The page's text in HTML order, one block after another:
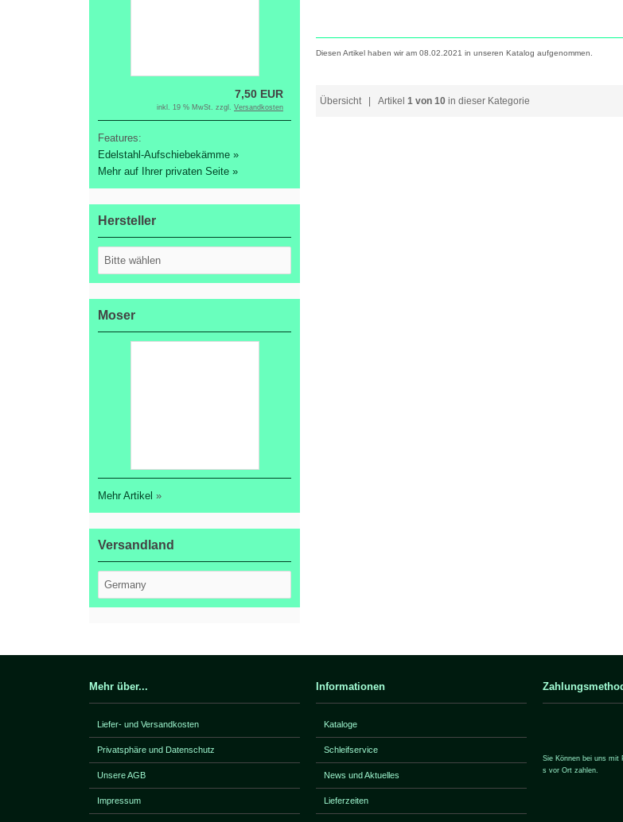
Diesen Artikel haben wir am 08.02.2021 in unseren Katalog aufgenommen.
Übersicht| Artikel 1 von 10 in dieser Kategorie
7,50 EUR
inkl. 19 % MwSt. zzgl. Versandkosten
Features:
Edelstahl-Aufschiebekämme »
Mehr auf Ihrer privaten Seite »
Hersteller
Moser
Mehr Artikel »
Versandland
Mehr über...
Liefer- und Versandkosten
Privatsphäre und Datenschutz
Unsere AGB
Impressum
Informationen
Kataloge
Schleifservice
News und Aktuelles
Lieferzeiten
Sie Können bei uns mit
s vor Ort zahlen.